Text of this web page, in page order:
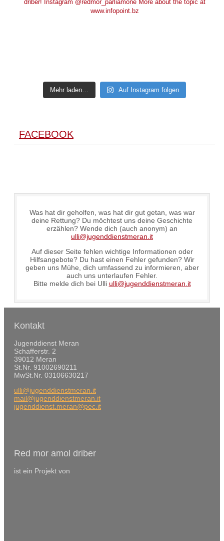
Mehr laden… Auf Instagram folgen
FACEBOOK
Was hat dir geholfen, was hat dir gut getan, was war
deine Rettung? Du möchtest uns deine Geschichte
erzählen? Wende dich (auch anonym) an
ulli@jugenddienstmeran.it
Auf dieser Seite fehlen wichtige Informationen oder
Hilfsangebote? Du hast einen Fehler gefunden? Wir
geben uns Mühe, dich umfassend zu informieren, aber
auch uns unterlaufen Fehler.
Bitte melde dich bei Ulli ulli@jugenddienstmeran.it
Kontakt
Jugenddienst Meran
Schafferstr. 2
39012 Meran
St.Nr. 91002690211
MwSt.Nr. 03106630217
ulli@jugenddienstmeran.it
mail@jugenddienstmeran.it
jugenddienst.meran@pec.it
Red mor amol driber
ist ein Projekt von